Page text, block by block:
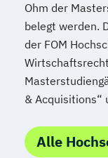
Ohm der
belegt werden.
der FOM
& Acquisitions“
Alle